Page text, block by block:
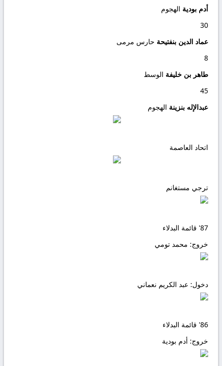
أدم بودية الهجوم
30
عماد الدين بنفتيحة حارس مرمى
8
طاهر بن خليفة الوسط
45
عبدالإله بنزينة الهجوم
اتحاد العاصمة
ترجي مستغانم
87' قائمة البدلاء
خروج: محمد تومي
دخول: عبد الكريم نعماني
86' قائمة البدلاء
خروج: أدم بودية